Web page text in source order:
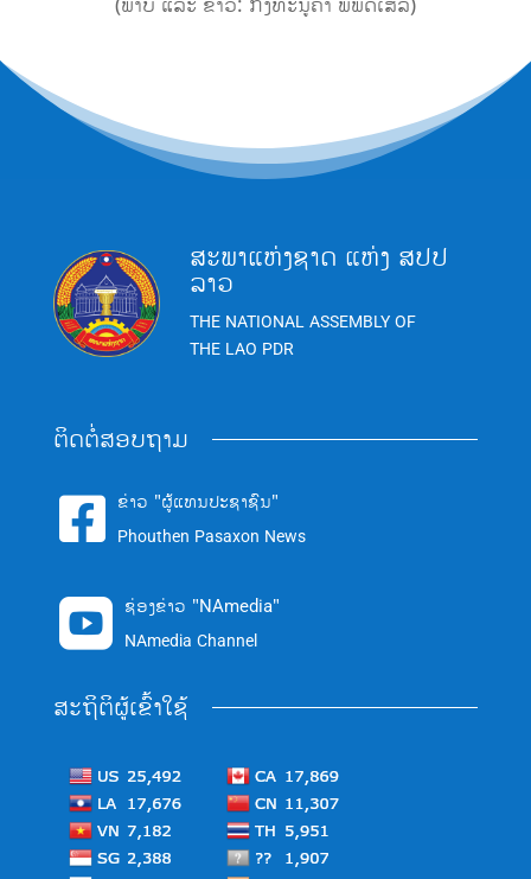
ສະພາແຫ່ງຊາດ ແຫ່ງ ສປປ
ລາວ
THE NATIONAL ASSEMBLY OF
THE LAO PDR
ຕິດຕໍ່ສອບຖາມ
 ຂ່າວ "ຜູ້ແທນປະຊາຊົນ"
Phouthen Pasaxon News
 ຊ່ອງຂ່າວ "NAmedia"
NAmedia Channel
ສະຖິຕິຜູ້ເຂົ້າໃຊ້